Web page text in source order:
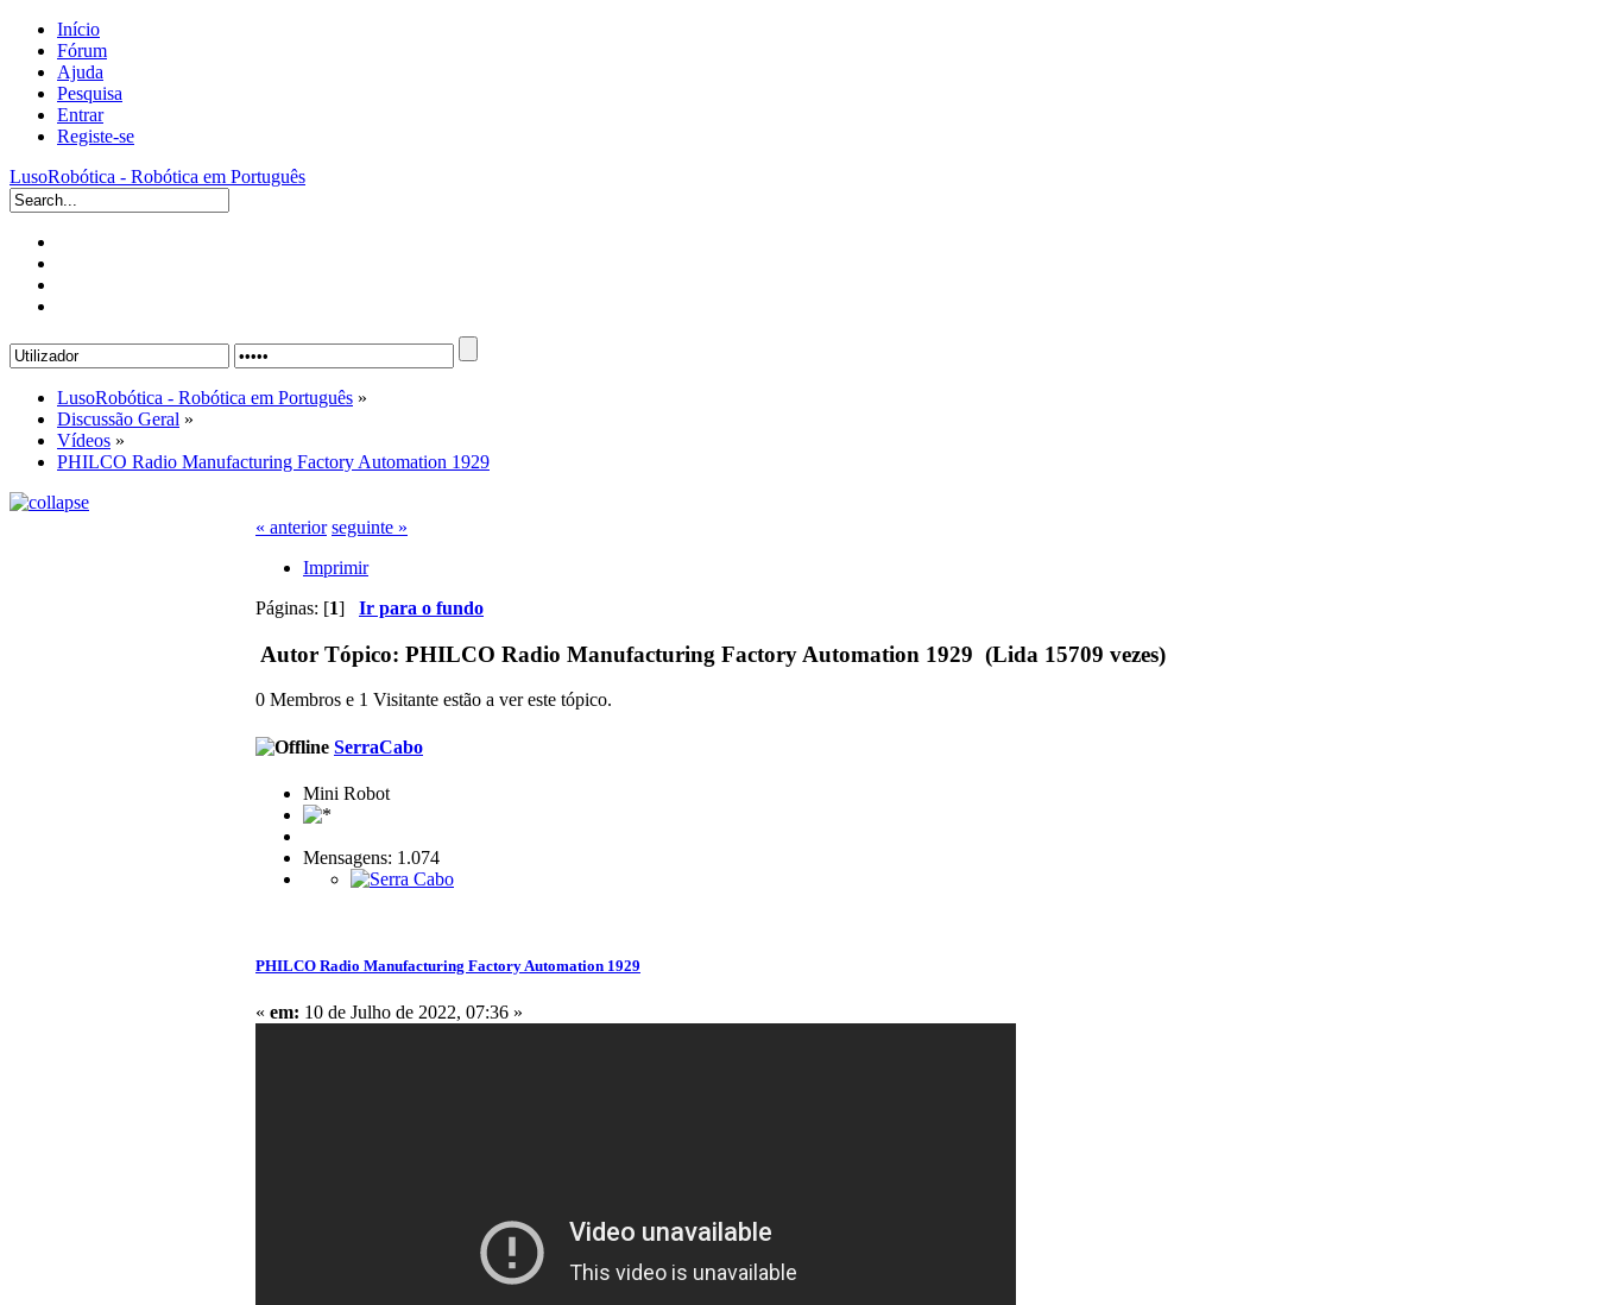
Início
Fórum
Ajuda
Pesquisa
Entrar
Registe-se
LusoRobótica - Robótica em Português
LusoRobótica - Robótica em Português »
Discussão Geral »
Vídeos »
PHILCO Radio Manufacturing Factory Automation 1929
« anterior seguinte »
Imprimir
Páginas: [1] Ir para o fundo
Autor Tópico: PHILCO Radio Manufacturing Factory Automation 1929 (Lida 15709 vezes)
0 Membros e 1 Visitante estão a ver este tópico.
SerraCabo
Mini Robot
Mensagens: 1.074
PHILCO Radio Manufacturing Factory Automation 1929
« em: 10 de Julho de 2022, 07:36 »